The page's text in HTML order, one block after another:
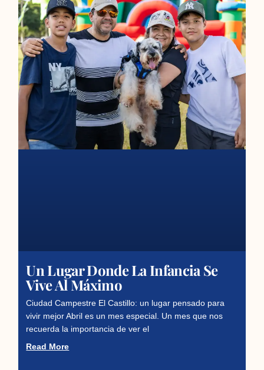
Un Lugar Donde La Infancia Se
Vive Al Máximo
Ciudad Campestre El Castillo: un lugar pensado para
vivir mejor Abril es un mes especial. Un mes que nos
recuerda la importancia de ver el
Read More